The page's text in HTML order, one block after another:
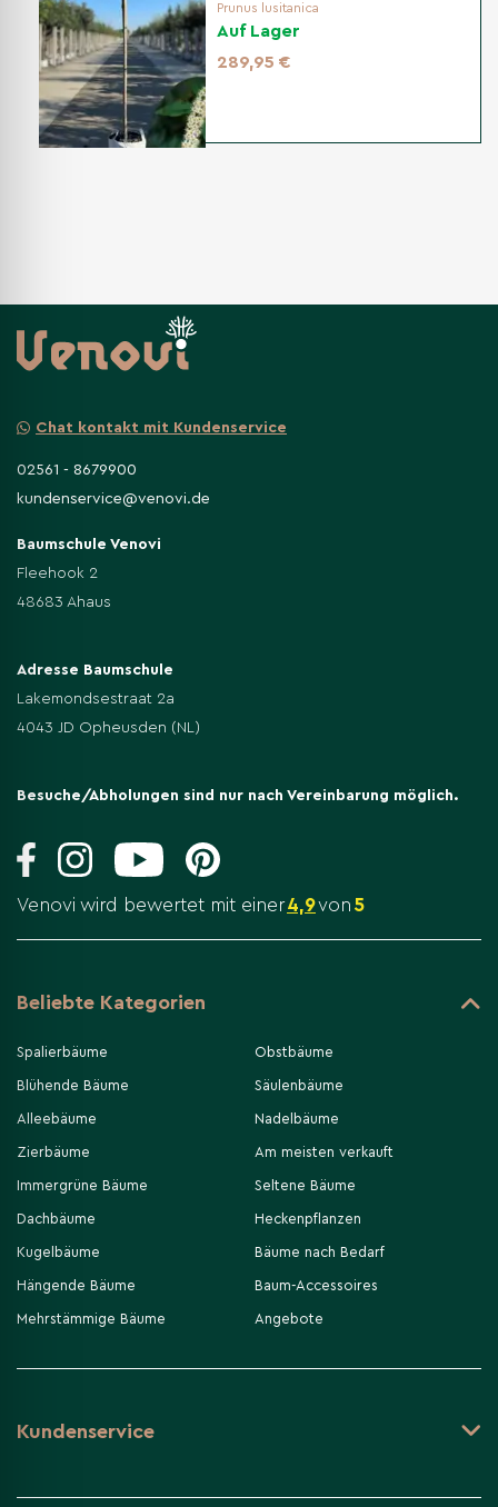
Prunus lusitanica
Auf Lager
289,95 €
Chat kontakt mit Kundenservice
02561 - 8679900
kundenservice@venovi.de
Baumschule Venovi
Fleehook 2
48683 Ahaus
Adresse Baumschule
Lakemondsestraat 2a
4043 JD Opheusden (NL)
Besuche/Abholungen sind nur nach Vereinbarung möglich.
Venovi wird bewertet mit einer4,9von 5
Beliebte Kategorien
Spalierbäume
Blühende Bäume
Alleebäume
Zierbäume
Immergrüne Bäume
Dachbäume
Kugelbäume
Hängende Bäume
Mehrstämmige Bäume
Obstbäume
Säulenbäume
Nadelbäume
Am meisten verkauft
Seltene Bäume
Heckenpflanzen
Bäume nach Bedarf
Baum-Accessoires
Angebote
Kundenservice